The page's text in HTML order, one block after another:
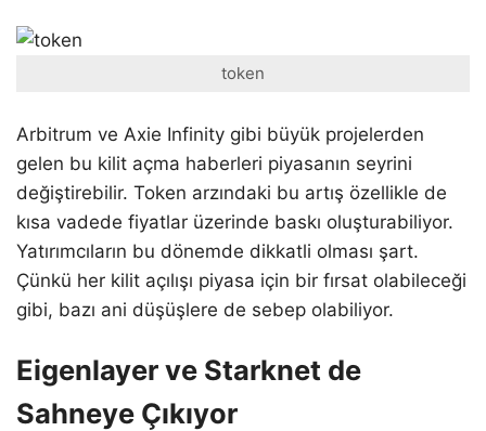
token
Arbitrum ve Axie Infinity gibi büyük projelerden
gelen bu kilit açma haberleri piyasanın seyrini
değiştirebilir. Token arzındaki bu artış özellikle de
kısa vadede fiyatlar üzerinde baskı oluşturabiliyor.
Yatırımcıların bu dönemde dikkatli olması şart.
Çünkü her kilit açılışı piyasa için bir fırsat olabileceği
gibi, bazı ani düşüşlere de sebep olabiliyor.
Eigenlayer ve Starknet de
Sahneye Çıkıyor